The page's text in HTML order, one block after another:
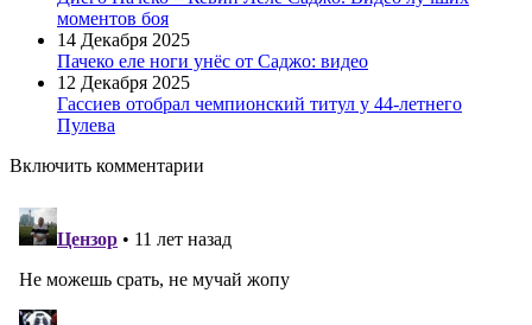
моментов боя
14 Декабря 2025
Пачеко еле ноги унёс от Саджо: видео
12 Декабря 2025
Гассиев отобрал чемпионский титул у 44-летнего
Пулева
Включить комментарии